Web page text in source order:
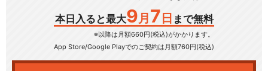
本日入ると最大9 月 7 日 まで無料
※以降は月額660円(税込)がかかります。
App Store/Google Playでのご契約は月額760円(税込)